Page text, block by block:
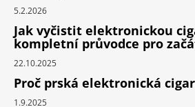
5.2.2026
Jak vyčistit elektronickou
kompletní průvodce pro
22.10.2025
Proč prská elektronická
1.9.2025